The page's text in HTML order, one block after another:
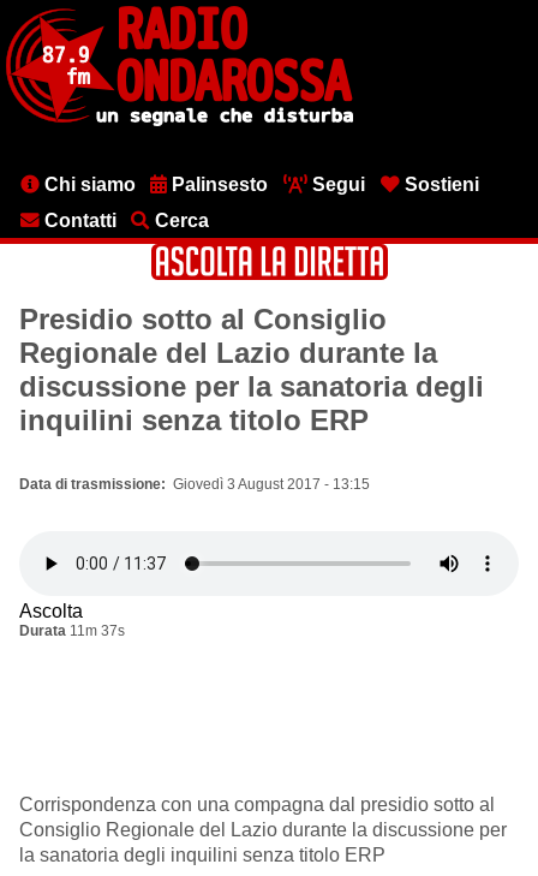
contenuto
principale
MenuChi siamo Palinsesto Segui
Sostieni
Contatti
Cerca
Presidio sotto al Consiglio
Regionale del Lazio durante la
discussione per la sanatoria degli
inquilini senza titolo ERP
Data di trasmissione Giovedì 3 August 2017 - 13:15
Ascolta
Durata 11m 37s
Corrispondenza con una compagna dal presidio sotto al
Consiglio Regionale del Lazio durante la discussione per
la sanatoria degli inquilini senza titolo ERP